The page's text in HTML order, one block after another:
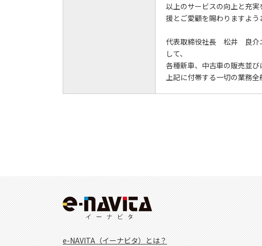
以上のサービスの向上と充
援とご愛顧を賜わりますよう
代表取締役社長 松井 良介
して、
各種新車、中古車の販売並
上記に付帯する一切の業務全
e-NAVITA（イーナビタ）とは？